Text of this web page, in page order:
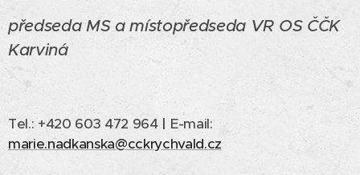
předseda MS a místopředseda VR OS ČČK
Karviná
Tel.: +420 603 472 964 | E-mail:
marie.nadkanska@cckrychvald.cz